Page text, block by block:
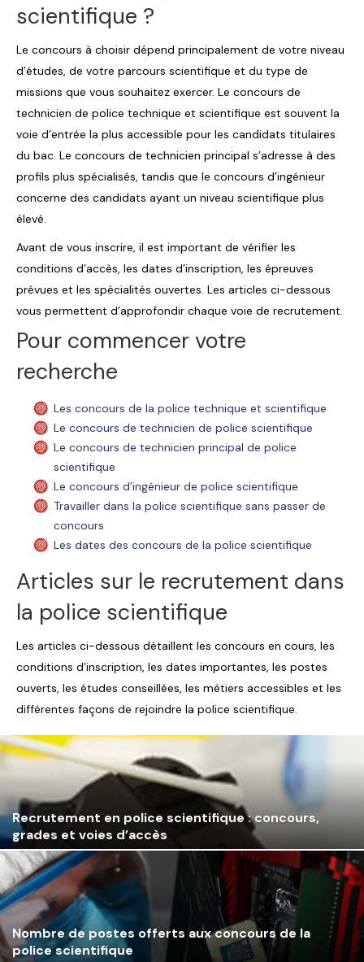
scientifique ?
Le concours à choisir dépend principalement de votre niveau
d’études, de votre parcours scientifique et du type de
missions que vous souhaitez exercer. Le concours de
technicien de police technique et scientifique est souvent la
voie d’entrée la plus accessible pour les candidats titulaires
du bac. Le concours de technicien principal s’adresse à des
profils plus spécialisés, tandis que le concours d’ingénieur
concerne des candidats ayant un niveau scientifique plus
élevé.
Avant de vous inscrire, il est important de vérifier les
conditions d’accès, les dates d’inscription, les épreuves
prévues et les spécialités ouvertes. Les articles ci-dessous
vous permettent d’approfondir chaque voie de recrutement.
Pour commencer votre
recherche
Les concours de la police technique et scientifique
Le concours de technicien de police scientifique
Le concours de technicien principal de police
scientifique
Le concours d’ingénieur de police scientifique
Travailler dans la police scientifique sans passer de
concours
Les dates des concours de la police scientifique
Articles sur le recrutement dans
la police scientifique
Les articles ci-dessous détaillent les concours en cours, les
conditions d’inscription, les dates importantes, les postes
ouverts, les études conseillées, les métiers accessibles et les
différentes façons de rejoindre la police scientifique.
Recrutement en police scientifique : concours,
grades et voies d’accès
Nombre de postes offerts aux concours de la
police scientifique